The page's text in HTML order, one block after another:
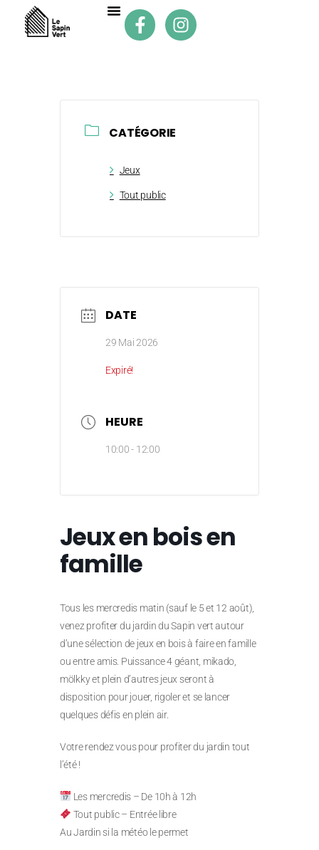
CATÉGORIE
Jeux
Tout public
DATE
29 Mai 2026
Expiré!
HEURE
10:00 - 12:00
Jeux en bois en
famille
Tous les mercredis matin (sauf le 5 et 12 août),
venez profiter du jardin du Sapin vert autour
d’une sélection de jeux en bois à faire en famille
ou entre amis. Puissance 4 géant, mikado,
mölkky et plein d’autres jeux seront à
disposition pour jouer, rigoler et se lancer
quelques défis en plein air.
Votre rendez vous pour profiter du jardin tout
l’été !
Les mercredis – De 10h à 12h
Tout public – Entrée libre
Au Jardin si la météo le permet